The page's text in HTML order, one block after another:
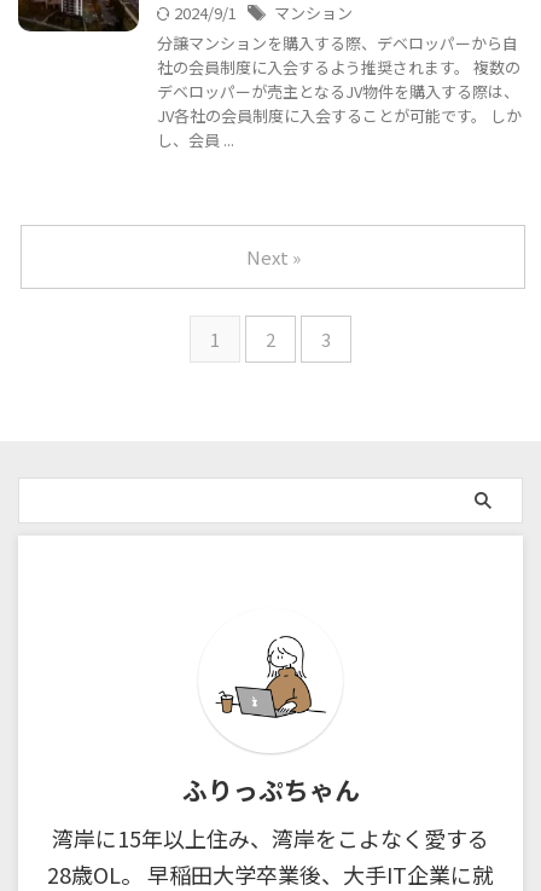
2024/9/1
マンション
分譲マンションを購入する際、デベロッパーから自
社の会員制度に入会するよう推奨されます。 複数の
デベロッパーが売主となるJV物件を購入する際は、
JV各社の会員制度に入会することが可能です。 しか
し、会員 ...
1 2 3
Next »
ふりっぷちゃん
湾岸に15年以上住み、湾岸をこよなく愛する
28歳OL。 早稲田大学卒業後、大手IT企業に就